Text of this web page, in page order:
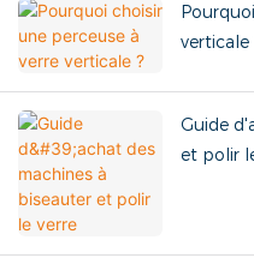
verticale
Guide
et polir